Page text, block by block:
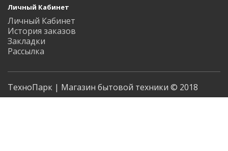
Личный Кабинет
Личный Кабинет
История заказов
Закладки
Рассылка
ТехноПарк | Магазин бытовой техники © 2018